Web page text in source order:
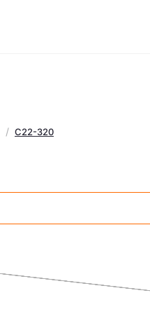
C22-320